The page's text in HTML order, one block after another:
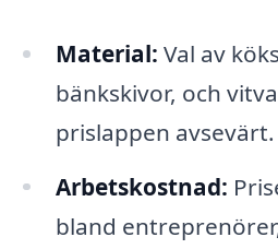
Material: Val av
bänkskivor, och
prislappen avsevärt.
Arbetskostnad:
bland